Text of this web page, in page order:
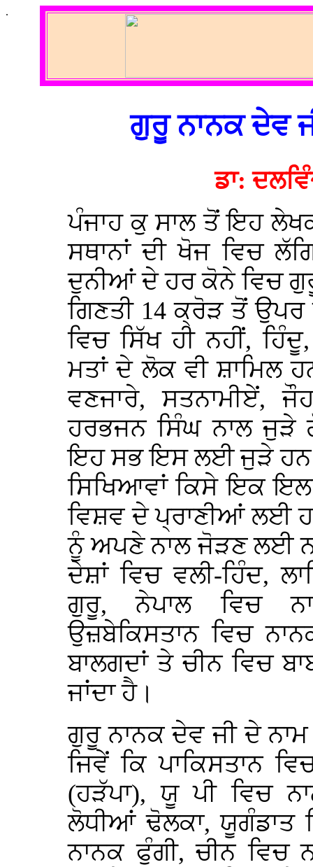
.
ਗੁਰੂ ਨਾਨਕ ਦੇਵ
ਡਾ:
ਪੰਜਾਹ ਕੁ ਸਾਲ ਤੋਂ ਇਹ
ਸਥਾਨਾਂ ਦੀ ਖੋਜ ਵਿਚ
ਦੁਨੀਆਂ ਦੇ ਹਰ ਕੋਨੇ ਵਿਚ
ਗਿਣਤੀ 14 ਕ੍ਰੋੜ ਤੋਂ
ਵਿਚ ਸਿੱਖ ਹੀ ਨਹੀਂ,
ਮਤਾਂ ਦੇ ਲੋਕ ਵੀ ਸ਼ਾਮਿਲ
ਵਣਜਾਰੇ, ਸਤਨਾਮੀਏਂ,
ਹਰਭਜਨ ਸਿੰਘ ਨਾਲ ਜੁੜੇ
ਇਹ ਸਭ ਇਸ ਲਈ ਜੁੜੇ ਹਨ
ਸਿਖਿਆਵਾਂ ਕਿਸੇ ਇਕ
ਵਿਸ਼ਵ ਦੇ ਪ੍ਰਾਣੀਆਂ ਲਈ
ਨੂੰ ਅਪਣੇ ਨਾਲ ਜੋੜਣ ਲਈ
ਦੇਸ਼ਾਂ ਵਿਚ ਵਲੀ-ਹਿੰਦ,
ਗੁਰੂ, ਨੇਪਾਲ ਵਿਚ
ਉਜ਼ਬੇਕਿਸਤਾਨ ਵਿਚ
ਬਾਲਗਦਾਂ ਤੇ ਚੀਨ ਵਿਚ
ਜਾਂਦਾ ਹੈ।
ਗੁਰੂ ਨਾਨਕ ਦੇਵ ਜੀ ਦੇ
ਜਿਵੇਂ ਕਿ ਪਾਕਿਸਤਾਨ
(ਹੜੱਪਾ), ਯੂ ਪੀ ਵਿਚ
ਲੋਧੀਆਂ ਢੋਲਕਾ, ਯੂਗੰਡਾਤ
ਨਾਨਕ ਫੁੰਗੀ, ਚੀਨ ਵਿਚ